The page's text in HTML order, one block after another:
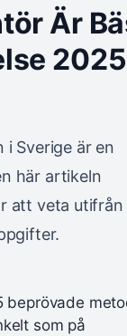
Är
2025
Sverige är en
här artikeln
att veta utifrån
beprövade
som på